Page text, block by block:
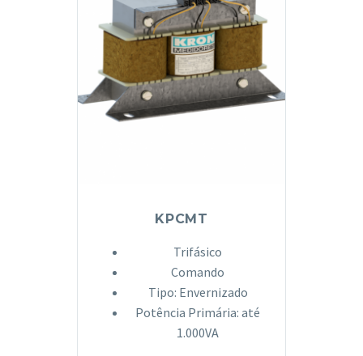
KPCMT
Trifásico
Comando
Tipo: Envernizado
Potência Primária: até
1.000VA